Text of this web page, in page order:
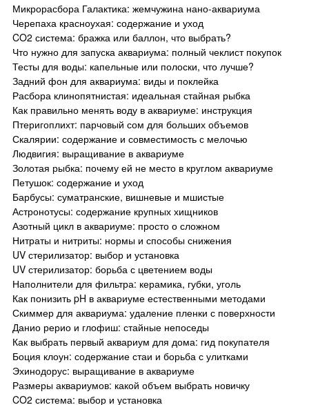
Микрорасбора Галактика: жемчужина нано-аквариума
Черепаха красноухая: содержание и уход
CO2 система: бражка или баллон, что выбрать?
Что нужно для запуска аквариума: полный чеклист покупок
Тесты для воды: капельные или полоски, что лучше?
Задний фон для аквариума: виды и поклейка
Расбора клинопятнистая: идеальная стайная рыбка
Как правильно менять воду в аквариуме: инструкция
Птеригоплихт: парчовый сом для больших объемов
Скалярии: содержание и совместимость с мелочью
Людвигия: выращивание в аквариуме
Золотая рыбка: почему ей не место в круглом аквариуме
Петушок: содержание и уход
Барбусы: суматранские, вишневые и мшистые
Астронотусы: содержание крупных хищников
Азотный цикл в аквариуме: просто о сложном
Нитраты и нитриты: нормы и способы снижения
UV стерилизатор: выбор и установка
UV стерилизатор: борьба с цветением воды
Наполнители для фильтра: керамика, губки, уголь
Как понизить pH в аквариуме естественными методами
Скиммер для аквариума: удаление пленки с поверхности
Данио рерио и глофиш: стайные непоседы
Как выбрать первый аквариум для дома: гид покупателя
Боция клоун: содержание стаи и борьба с улитками
Эхинодорус: выращивание в аквариуме
Размеры аквариумов: какой объем выбрать новичку
CO2 система: выбор и установка